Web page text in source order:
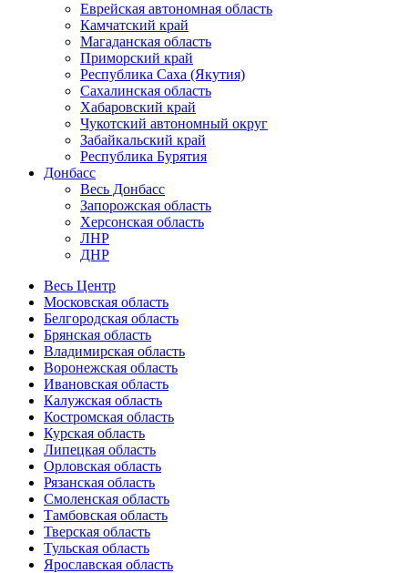
Еврейская автономная область
Камчатский край
Магаданская область
Приморский край
Республика Саха (Якутия)
Сахалинская область
Хабаровский край
Чукотский автономный округ
Забайкальский край
Республика Бурятия
Донбасс
Весь Донбасс
Запорожская область
Херсонская область
ЛНР
ДНР
Весь Центр
Московская область
Белгородская область
Брянская область
Владимирская область
Воронежская область
Ивановская область
Калужская область
Костромская область
Курская область
Липецкая область
Орловская область
Рязанская область
Смоленская область
Тамбовская область
Тверская область
Тульская область
Ярославская область